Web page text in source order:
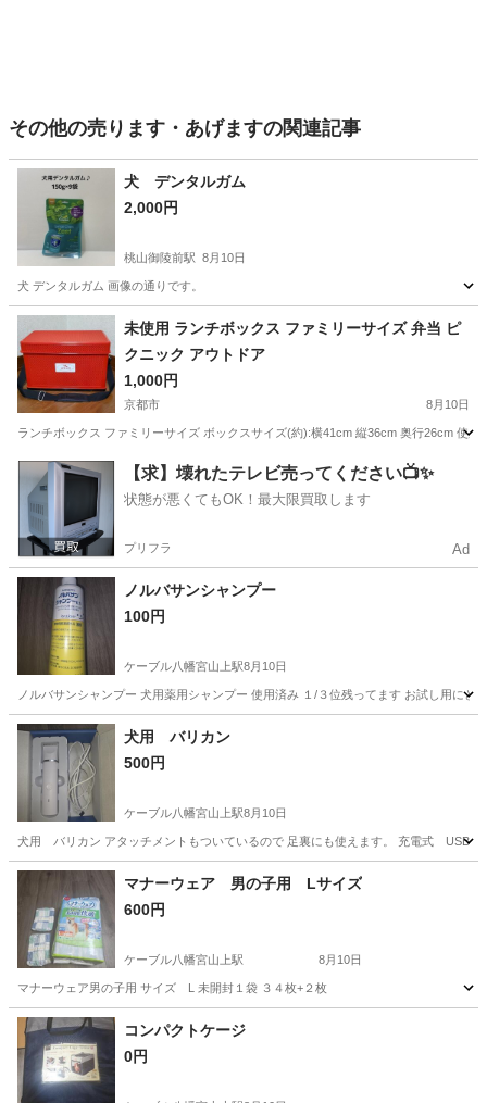
その他の売ります・あげますの関連記事
犬 デンタルガム
2,000円
桃山御陵前駅 8月10日
犬 デンタルガム 画像の通りです。
京都 京都市 桃山御陵前駅 その他
未使用 ランチボックス ファミリーサイズ 弁当 ピ
クニック アウトドア
1,000円
京都市 8月10日
ランチボックス ファミリーサイズ ボックスサイズ(約):横41cm 縦36cm 奥行26cm 使
京都 京都市 その他 ファミリー
【求】壊れたテレビ売ってください📺✨
状態が悪くてもOK！最大限買取します
プリフラ Ad
ノルバサンシャンプー
100円
ケーブル八幡宮山上駅8月10日
ノルバサンシャンプー 犬用薬用シャンプー 使用済み １/３位残ってます お試し用にど
京都 八幡市 ケーブル八幡宮山上駅
犬用 バリカン
500円
ケーブル八幡宮山上駅8月10日
犬用 バリカン アタッチメントもついているので 足裏にも使えます。 充電式 USB
京都 八幡市 ケーブル八幡宮山上駅 その他
マナーウェア 男の子用 Lサイズ
600円
ケーブル八幡宮山上駅 8月10日
マナーウェア男の子用 サイズ L 未開封１袋 ３４枚+２枚
京都 八幡市 ケーブル八幡宮山上駅
コンパクトケージ
0円